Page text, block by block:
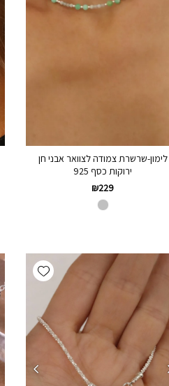
לימון-שרשרת צמודה לצוואר אבני חן
ירוקות כסף 925
₪229
Add wishlist